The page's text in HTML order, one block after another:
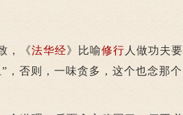
，《法华经》比喻修行 人做功夫要
，否则，一味贪多，这个也念那个